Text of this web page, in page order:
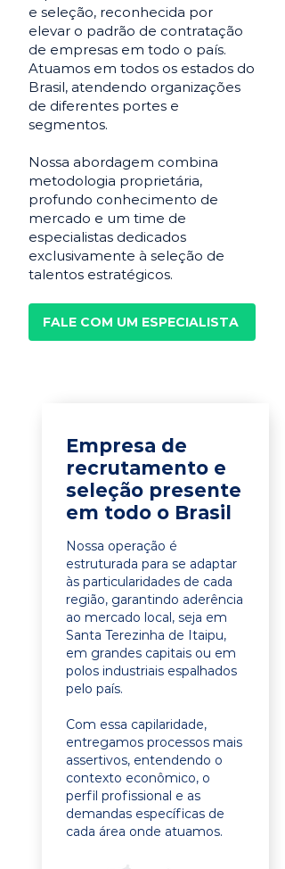
e seleção, reconhecida por
elevar o padrão de contratação
de empresas em todo o país.
Atuamos em todos os estados do
Brasil, atendendo organizações
de diferentes portes e
segmentos.
Nossa abordagem combina
metodologia proprietária,
profundo conhecimento de
mercado e um time de
especialistas dedicados
exclusivamente à seleção de
talentos estratégicos.
FALE COM UM ESPECIALISTA
Empresa de
recrutamento e
seleção presente
em todo o Brasil
Nossa operação é
estruturada para se adaptar
às particularidades de cada
região, garantindo aderência
ao mercado local, seja em
Santa Terezinha de Itaipu,
em grandes capitais ou em
polos industriais espalhados
pelo país.
Com essa capilaridade,
entregamos processos mais
assertivos, entendendo o
contexto econômico, o
perfil profissional e as
demandas específicas de
cada área onde atuamos.